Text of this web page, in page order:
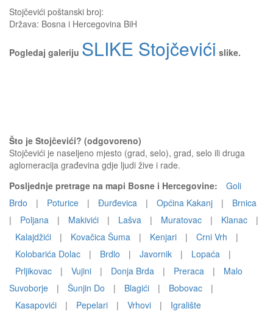
Stojčevići poštanski broj:
Država: Bosna i Hercegovina BiH
Pogledaj galeriju SLIKE Stojčevići slike.
Što je Stojčevići? (odgovoreno)
Stojčevići je naseljeno mjesto (grad, selo), grad, selo ili druga
aglomeracija građevina gdje ljudi žive i rade.
Posljednje pretrage na mapi Bosne i Hercegovine:
Goli
Brdo
| Poturice | Đurđevica | Općina Kakanj |
Brnica
|
Poljana | Makivići | Lašva | Muratovac | Klanac
|
Kalajdžići
| Kovačica Šuma | Kenjari | Crni Vrh
|
Kolobarića Dolac
| Brdlo | Javornik | Lopaća
|
Prljikovac
| Vujini | Donja Brda | Preraca |
Malo
Suvoborje
| Šunjin Do | Blagići | Bobovac
|
Kasapovići
| Pepelari | Vrhovi | Igralište